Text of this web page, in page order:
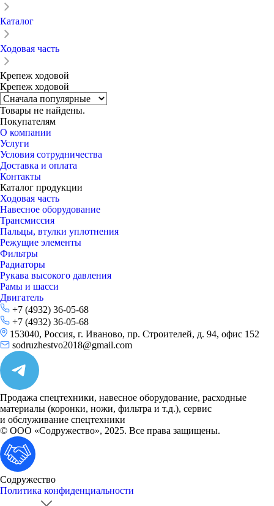
Каталог
Ходовая часть
Крепеж ходовой
Крепеж ходовой
Товары не найдены.
Покупателям
О компании
Услуги
Условия сотрудничества
Доставка и оплата
Контакты
Каталог продукции
Ходовая часть
Навесное оборудование
Трансмиссия
Пальцы, втулки уплотнения
Режущие элементы
Фильтры
Радиаторы
Рукава высокого давления
Рамы и шасси
Двигатель
+7 (4932) 36-05-68
+7 (4932) 36-05-68
153040, Россия, г. Иваново, пр. Строителей, д. 94, офис 152
sodruzhestvo2018@gmail.com
Продажа спецтехники, навесное оборудование, расходные
материалы (коронки, ножи, фильтра и т.д.), сервис
и обслуживание спецтехники
© ООО «Содружество», 2025. Все права защищены.
Содружество
Политика конфиденциальности